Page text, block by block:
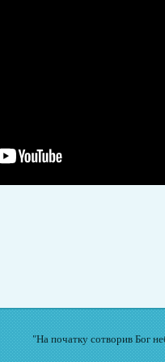
"На початку сотворив Бог